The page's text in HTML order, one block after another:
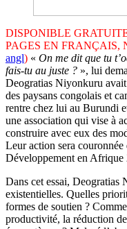
DISPONIBLE
PAGES EN FRANÇAIS,
angl) « On me dit que tu
fais-tu au juste ? », lui
Deogratias Niyonkuru avait
des paysans congolais et
rentre chez lui au Burundi
une association qui vise à
construire avec eux des
Leur action sera
Développement en Afrique
Dans cet essai, Deogratias
existentielles. Quelles
formes de soutien ?
productivité, la réduction